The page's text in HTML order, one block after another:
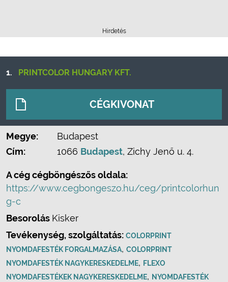
Hirdetés
1. PRINTCOLOR HUNGARY KFT.
CÉGKIVONAT
Megye:
Budapest
Cím:
1066 Budapest, Zichy Jenő u. 4.
A cég cégböngészős oldala:
https://www.cegbongeszo.hu/ceg/printcolorhun
g-c
Besorolás Kisker
Tevékenység, szolgáltatás: COLORPRINT
NYOMDAFESTÉK FORGALMAZÁSA, COLORPRINT
NYOMDAFESTÉK NAGYKERESKEDELME, FLEXO
NYOMDAFESTÉKEK NAGYKERESKEDELME, NYOMDAFESTÉK